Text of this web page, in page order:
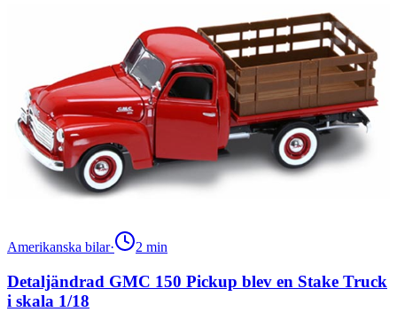
Amerikanska bilar· 2 min
Detaljändrad GMC 150 Pickup blev en Stake Truck
i skala 1/18